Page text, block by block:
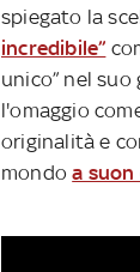
spiegato la
incredibile”
unico” nel
l'omaggio
originalità e
mondoa suon